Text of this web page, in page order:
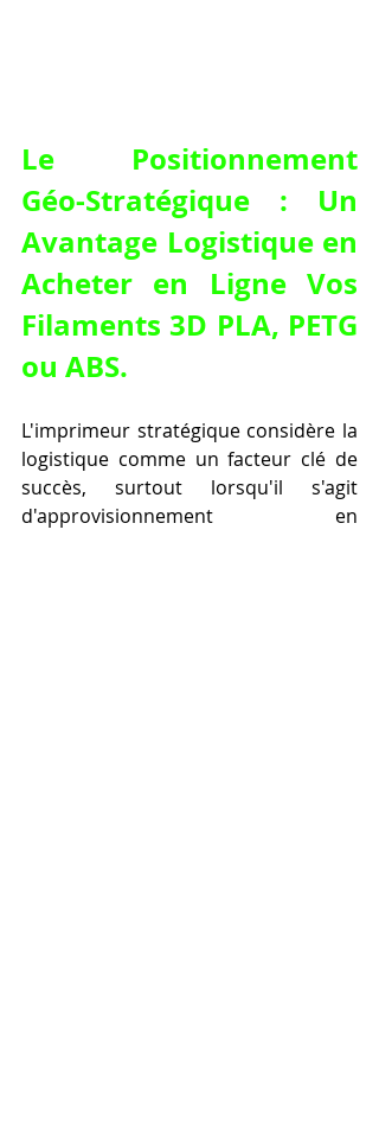
Le Positionnement
Géo-Stratégique : Un
Avantage Logistique en
Acheter en Ligne Vos
Filaments 3D PLA, PETG
ou ABS.
L'imprimeur stratégique considère la
logistique comme un facteur clé de
succès, surtout lorsqu'il s'agit
d'approvisionnement en